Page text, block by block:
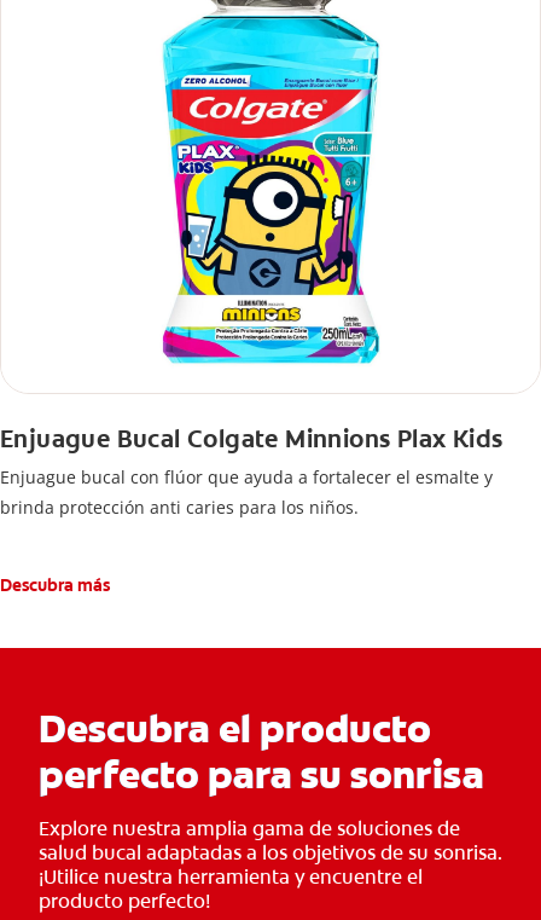
Enjuague Bucal Colgate Minnions Plax Kids
Enjuague bucal con flúor que ayuda a fortalecer el esmalte y
brinda protección anti caries para los niños.
Descubra más
Descubra el producto
perfecto para su sonrisa
Explore nuestra amplia gama de soluciones de
salud bucal adaptadas a los objetivos de su sonrisa.
¡Utilice nuestra herramienta y encuentre el
producto perfecto!